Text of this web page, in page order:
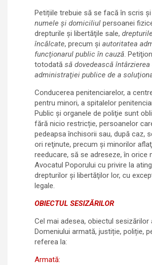
Petițiile trebuie să se facă în scris
numele şi domiciliul persoanei
drepturile şi libertăţile sale,
încălcate, precum şi autoritatea
funcţionarul public în cauză.
totodată să dovedească
administraţiei publice de a
Conducerea penitenciarelor, a
pentru minori, a spitalelor
Public şi organele de poliţie sunt
fără nicio restricție, persoanelor
pedeapsa închisorii sau, după caz,
ori reţinute, precum şi minorilor
reeducare, să se adreseze, în orice
Avocatul Poporului cu privire la
drepturilor şi libertăţilor lor, cu
legale.
OBIECTUL SESIZĂRILOR
Cel mai adesea, obiectul sesizărilor
Domeniului armată, justiție, poliție,
referea la:
Armată: